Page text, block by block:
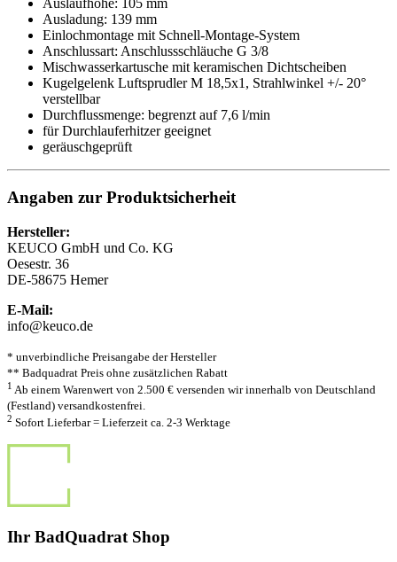
Auslaufhöhe: 105 mm
Ausladung: 139 mm
Einlochmontage mit Schnell-Montage-System
Anschlussart: Anschlussschläuche G 3/8
Mischwasserkartusche mit keramischen Dichtscheiben
Kugelgelenk Luftsprudler M 18,5x1, Strahlwinkel +/- 20°
verstellbar
Durchflussmenge: begrenzt auf 7,6 l/min
für Durchlauferhitzer geeignet
geräuschgeprüft
Angaben zur Produktsicherheit
Hersteller:
KEUCO GmbH und Co. KG
Oesestr. 36
DE-58675 Hemer
E-Mail:
info@keuco.de
* unverbindliche Preisangabe der Hersteller
** Badquadrat Preis ohne zusätzlichen Rabatt
1 Ab einem Warenwert von 2.500 € versenden wir innerhalb von Deutschland
(Festland) versandkostenfrei.
2 Sofort Lieferbar = Lieferzeit ca. 2-3 Werktage
Ihr BadQuadrat Shop